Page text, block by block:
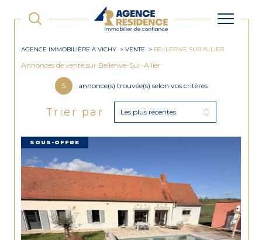
AGENCE IMMOBILIÈRE À VICHY VENTE BELLERIVE SUR ALLIER
Annonces de vente sur Bellerive-Sur-Allier
5 annonce(s) trouvée(s) selon vos critères
Trier par Les plus récentes
SOUS-OFFRE